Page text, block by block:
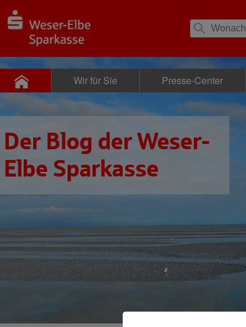
Wir für Sie Presse-Center
Der Blog der Weser-
Elbe Sparkasse